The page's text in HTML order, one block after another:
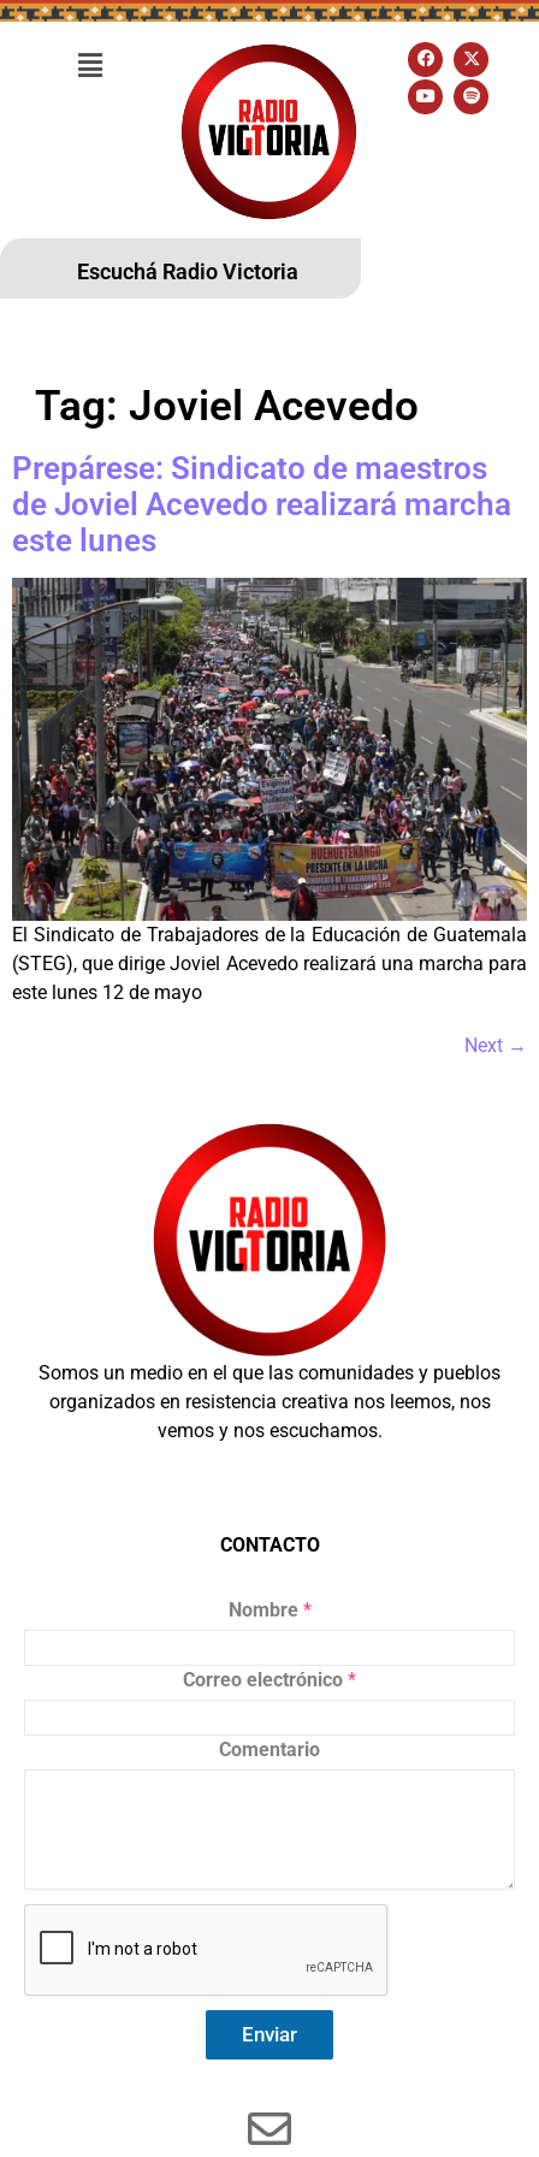
Escuchá Radio Victoria
Tag: Joviel Acevedo
Prepárese: Sindicato de maestros
de Joviel Acevedo realizará marcha
este lunes
El Sindicato de Trabajadores de la Educación de Guatemala
(STEG), que dirige Joviel Acevedo realizará una marcha para
este lunes 12 de mayo
Next →
Somos un medio en el que las comunidades y pueblos
organizados en resistencia creativa nos leemos, nos
vemos y nos escuchamos.
CONTACTO
Nombre *
Correo electrónico *
Comentario
Enviar